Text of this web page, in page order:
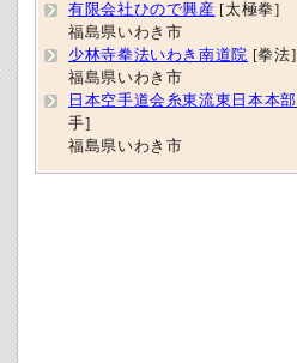
有限会社ひので興産 [太極拳]
福島県いわき市
少林寺拳法いわき南道院 [拳法]
福島県いわき市
日本空手道会糸東流東日本本部
手]
福島県いわき市